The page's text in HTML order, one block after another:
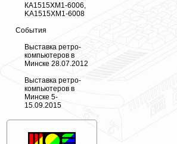
КА1515ХМ1-6006,
KA1515XM1-6008
События
Выставка ретро-
компьютеров в
Минске 28.07.2012
Выставка ретро-
компьютеров в
Минске 5-
15.09.2015